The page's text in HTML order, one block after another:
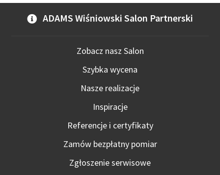
ADAMS Wiśniowski Salon Partnerski
Zobacz nasz Salon
Szybka wycena
Nasze realizacje
Inspiracje
Referencje i certyfikaty
Zamów bezpłatny pomiar
Zgłoszenie serwisowe